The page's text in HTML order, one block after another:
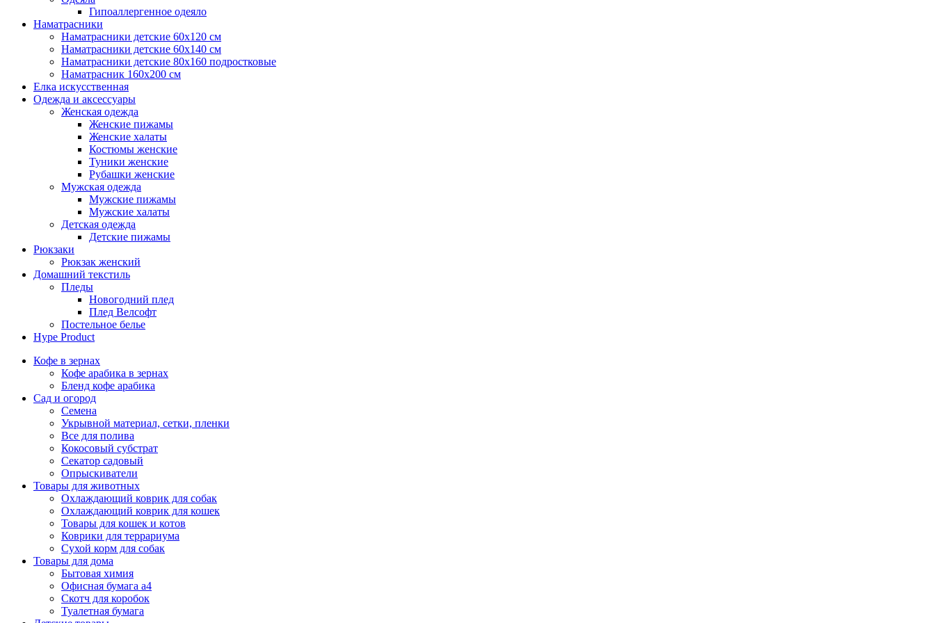
Гипоаллергенное одеяло
Наматрасники
Наматрасники детские 60х120 см
Наматрасники детские 60х140 см
Наматрасники детские 80х160 подростковые
Наматрасник 160х200 см
Елка искусственная
Одежда и аксессуары
Женская одежда
Женские пижамы
Женские халаты
Костюмы женские
Туники женские
Рубашки женские
Мужская одежда
Мужские пижамы
Мужские халаты
Детская одежда
Детские пижамы
Рюкзаки
Рюкзак женский
Домашний текстиль
Пледы
Новогодний плед
Плед Велсофт
Постельное белье
Hype Product
Кофе в зернах
Кофе арабика в зернах
Бленд кофе арабика
Сад и огород
Семена
Укрывной материал, сетки, пленки
Все для полива
Кокосовый субстрат
Секатор садовый
Опрыскиватели
Товары для животных
Охлаждающий коврик для собак
Охлаждающий коврик для кошек
Товары для кошек и котов
Коврики для террариума
Сухой корм для собак
Товары для дома
Бытовая химия
Офисная бумага а4
Скотч для коробок
Туалетная бумага